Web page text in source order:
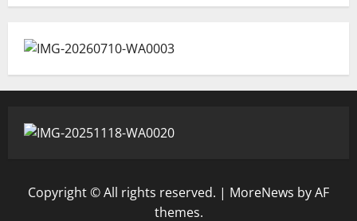
Copyright © All rights reserved. | MoreNews by AF
themes.